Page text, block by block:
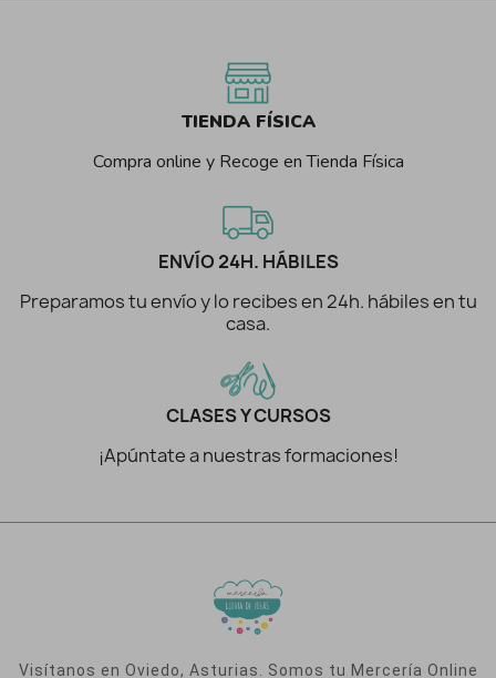
TIENDA FÍSICA
Compra online y Recoge en Tienda Física
ENVÍO 24H. HÁBILES
Preparamos tu envío y lo recibes en 24h. hábiles en tu
casa.
CLASES Y CURSOS
¡Apúntate a nuestras formaciones!
Visítanos en Oviedo, Asturias. Somos tu Mercería Online